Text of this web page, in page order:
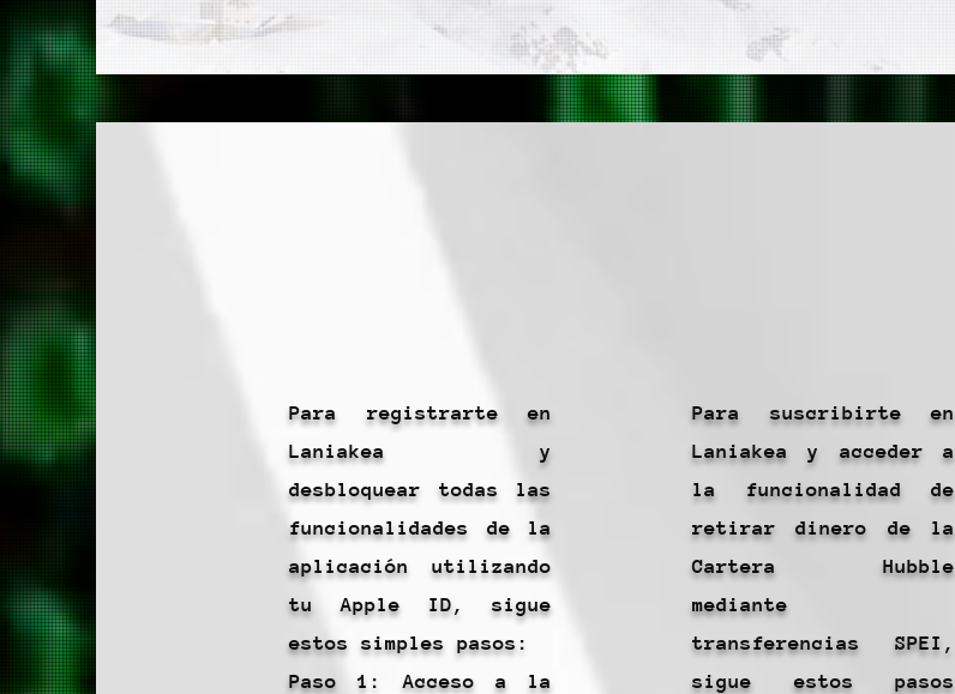
Para registrarte en
Laniakea y
desbloquear todas las
funcionalidades de la
aplicación utilizando
tu Apple ID, sigue
estos simples pasos:
Paso 1: Acceso a la
Para suscribirte en
Laniakea y acceder a
la funcionalidad de
retirar dinero de la
Cartera Hubble
mediante
transferencias SPEI,
sigue estos pasos